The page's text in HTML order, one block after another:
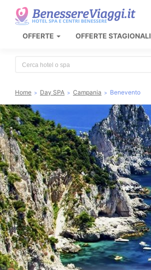
OFFERTE OFFERTE STAGIONALI
Home Day SPA Campania Benevento